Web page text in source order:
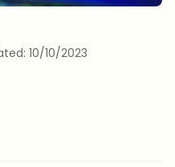
10/10/2023